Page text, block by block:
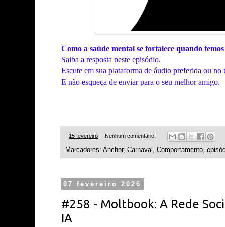
Como a saúde mental se fortalece quando
Saiba a resposta neste episódio.
Escute em sua plataforma de áudio preferida ou no
E não esqueça de enviar para o seu melhor amigo.
- 15 fevereiro Nenhum comentário:
Marcadores: Anchor, Carnaval Comportamento
07 fevereiro 2026
#258 - Moltbook: A Rede
IA